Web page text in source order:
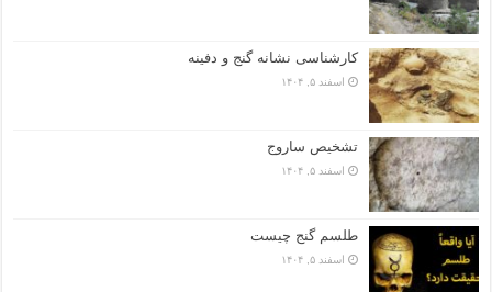
کارشناسی نشانه گنج و دفینه
اسفند ۵, ۱۴۰۴
تشخیص ساروج
اسفند ۵, ۱۴۰۴
طلسم گنج چیست
اسفند ۵, ۱۴۰۴